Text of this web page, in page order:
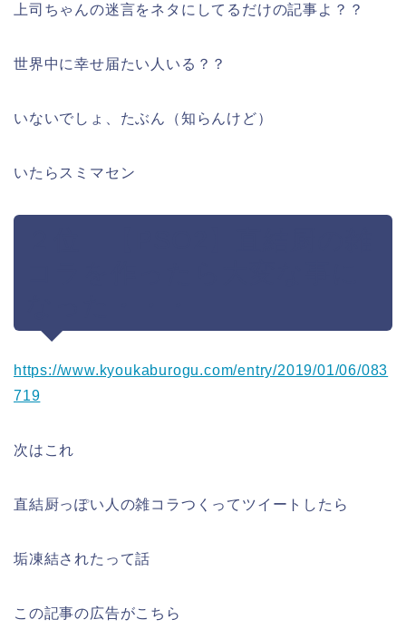
上司ちゃんの迷言をネタにしてるだけの記事よ？？
世界中に幸せ届たい人いる？？
いないでしょ、たぶん（知らんけど）
いたらスミマセン
https://www.kyoukaburogu.com/entry/2019/01/06/083
719
次はこれ
直結厨っぽい人の雑コラつくってツイートしたら
垢凍結されたって話
この記事の広告がこちら